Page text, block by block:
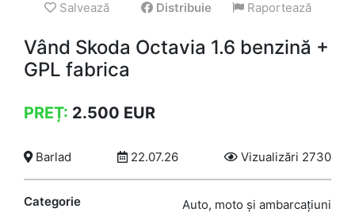
Salvează Distribuie Raportează
Vând Skoda Octavia 1.6 benzină +
GPL fabrica
PREȚ: 2.500 EUR
Barlad 22.07.26 Vizualizări 2730
Categorie
Auto, moto și ambarcațiuni